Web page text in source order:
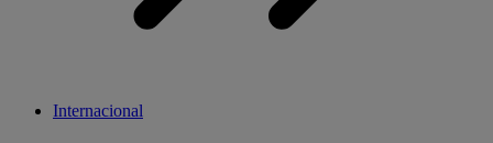
Internacional